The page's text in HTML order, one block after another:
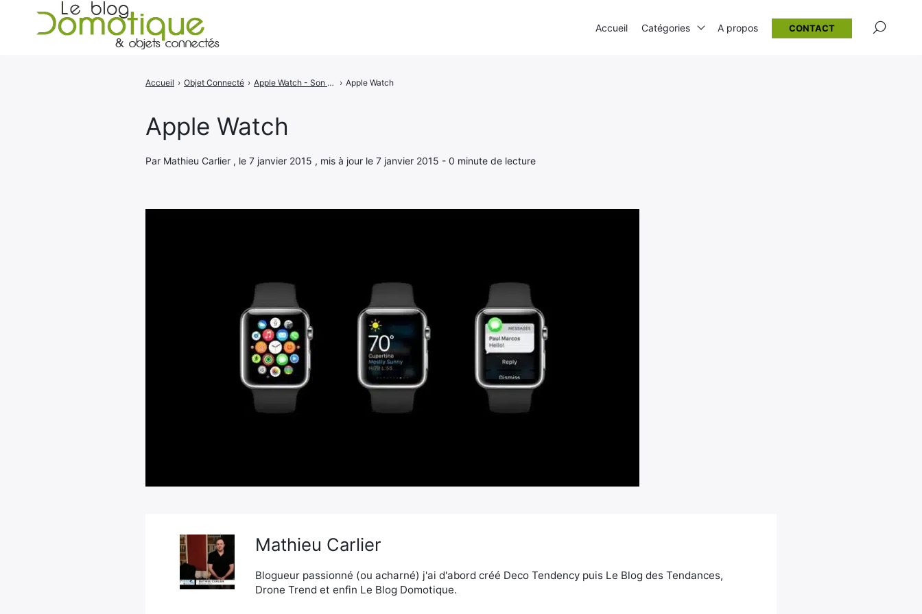
Apple Watch
Par Mathieu Carlier , le 7 janvier 2015 , mis à jour le 7 janvier 2015 - 0 minute de lecture
Accueil › Objet Connecté › Apple Watch - Son prix, sa date de sortie et toutes les autres infos › Apple Watch
Mathieu Carlier
Blogueur passionné (ou acharné) j'ai d'abord créé Deco Tendency puis Le Blog des Tendances,
Drone Trend et enfin Le Blog Domotique.
Accueil Catégories A propos CONTACT
Rechercher